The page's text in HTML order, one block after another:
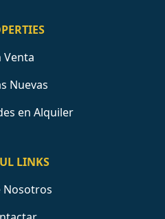
Venta
Nuevas
en Alquiler
LINKS
Nosotros